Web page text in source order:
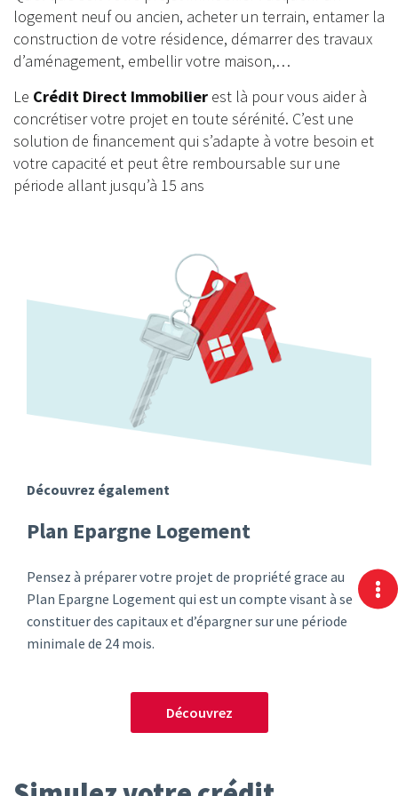
logement neuf ou ancien, acheter un terrain, entamer la
construction de votre résidence, démarrer des travaux
d’aménagement, embellir votre maison,…
Le Crédit Direct Immobilier est là pour vous aider à
concrétiser votre projet en toute sérénité. C’est une
solution de financement qui s’adapte à votre besoin et
votre capacité et peut être remboursable sur une
période allant jusqu’à 15 ans
Découvrez également
Plan Epargne Logement
Pensez à préparer votre projet de propriété grace au
Plan Epargne Logement qui est un compte visant à se
constituer des capitaux et d’épargner sur une période
minimale de 24 mois.
Découvrez